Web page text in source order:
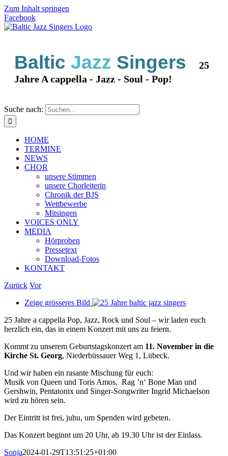
Zum Inhalt springen
Facebook
Baltic Jazz Singers 25
Jahre A cappella - Jazz - Soul - Pop!
Suche nach:
HOME
TERMINE
NEWS
CHOR
unsere Stimmen
unsere Chorleiterin
Chronik der BJS
Wettbewerbe
Mitsingen
VOICES ONLY
MEDIA
Hörproben
Pressetext
Download-Fotos
KONTAKT
Zurück Vor
Zeige grösseres Bild
25 Jahre a cappella Pop, Jazz, Rock und Soul – wir laden euch
herzlich ein, das in einem Konzert mit uns zu feiern.
Kommt zu unserem Geburtstagskonzert am 11. November in die
Kirche St. Georg, Niederbüssauer Weg 1, Lübeck.
Und wir haben ein rasante Mischung für euch:
Musik von Queen und Toris Amos, Rag ’n‘ Bone Man und
Gershwin, Pentatonix und Singer-Songwriter Ingrid Michaelson
wird zu hören sein.
Der Eintritt ist frei, juhu, um Spenden wird gebeten.
Das Konzert beginnt um 20 Uhr, ab 19.30 Uhr ist der Einlass.
Sonja2024-01-29T13:51:25+01:00